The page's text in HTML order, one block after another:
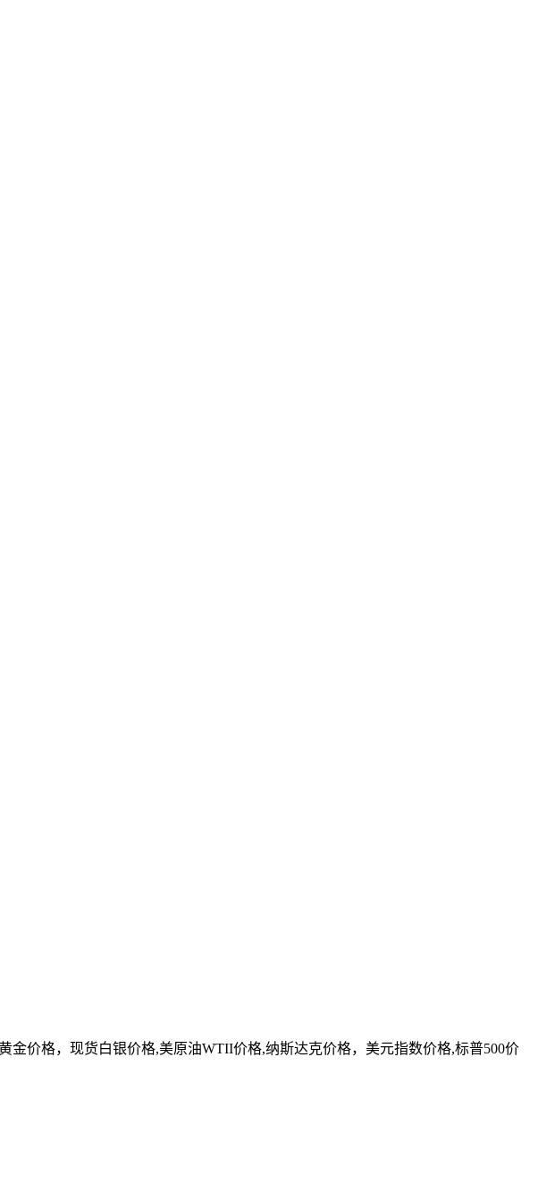
价格，现货白银价格,美原油WTII价格,纳斯达克价格，美元指数价格,标普500价